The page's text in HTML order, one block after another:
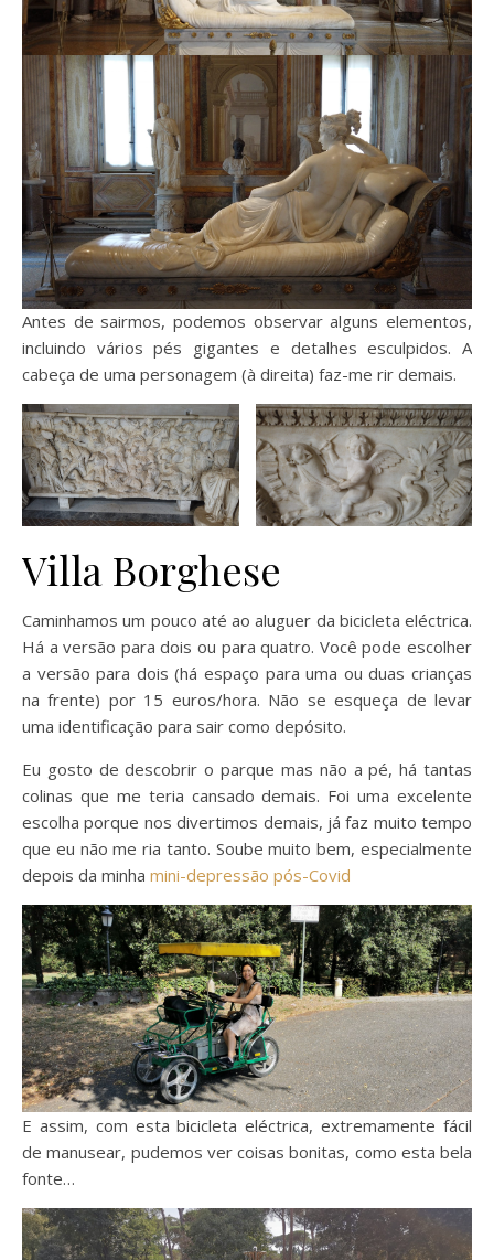
Antes de sairmos, podemos observar alguns elementos,
incluindo vários pés gigantes e detalhes esculpidos. A
cabeça de uma personagem (à direita) faz-me rir demais.
Villa Borghese
Caminhamos um pouco até ao aluguer da bicicleta eléctrica.
Há a versão para dois ou para quatro. Você pode escolher
a versão para dois (há espaço para uma ou duas crianças
na frente) por 15 euros/hora. Não se esqueça de levar
uma identificação para sair como depósito.
Eu gosto de descobrir o parque mas não a pé, há tantas
colinas que me teria cansado demais. Foi uma excelente
escolha porque nos divertimos demais, já faz muito tempo
que eu não me ria tanto. Soube muito bem, especialmente
depois da minha mini-depressão pós-Covid
E assim, com esta bicicleta eléctrica, extremamente fácil
de manusear, pudemos ver coisas bonitas, como esta bela
fonte…